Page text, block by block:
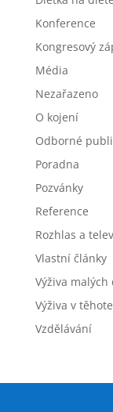
Konference
Kongresový
Média
Nezařazeno
O kojení
Odborné
Poradna
Pozvánky
Reference
Rozhlas a
Vlastní články
Výživa malých
Výživa v
Vzdělávání